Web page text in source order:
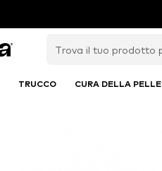
TRUCCO CURA DELLA PELLE